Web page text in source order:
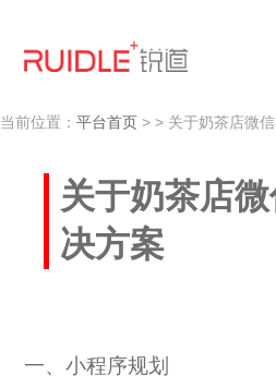
当前位置： 平台首页 > > 关于奶茶店微
关于奶茶店
决方案
一、小程序规划